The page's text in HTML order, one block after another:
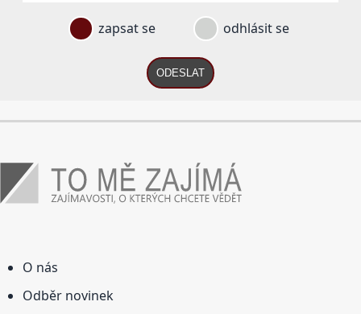
zapsat se odhlásit se
ODESLAT
O nás
Odběr novinek